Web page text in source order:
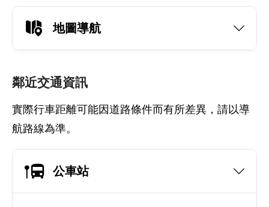
地圖導航
鄰近交通資訊
實際行車距離可能因道路條件而有所差異，請以導
航路線為準。
公車站